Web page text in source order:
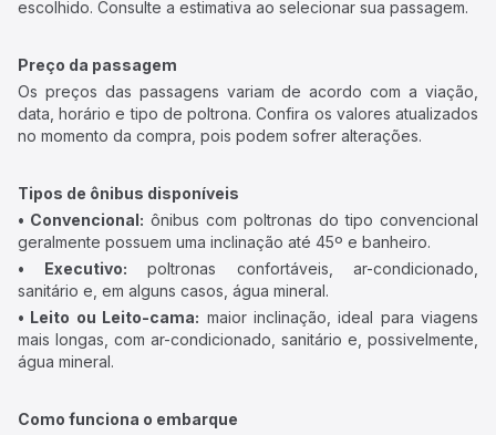
escolhido. Consulte a estimativa ao selecionar sua passagem.
Preço da passagem
Os preços das passagens variam de acordo com a viação,
data, horário e tipo de poltrona. Confira os valores atualizados
no momento da compra, pois podem sofrer alterações.
Tipos de ônibus disponíveis
• Convencional: ônibus com poltronas do tipo convencional
geralmente possuem uma inclinação até 45º e banheiro.
• Executivo: poltronas confortáveis, ar-condicionado,
sanitário e, em alguns casos, água mineral.
• Leito ou Leito-cama: maior inclinação, ideal para viagens
mais longas, com ar-condicionado, sanitário e, possivelmente,
água mineral.
Como funciona o embarque